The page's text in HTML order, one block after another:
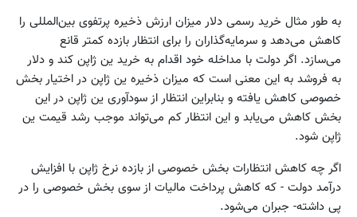
به طور مثال خرید رسمی دلار میزان ارزش ذخیره پرتفوی بین‌المللی را
کاهش می‌دهد و سرمایه‌گذاران را برای انتظار بازده کمتر قانع
می‌سازد. اگر دولت با مداخله خود اقدام به خرید ین ژاپن کند و دلار
به فروشد به این معنی است که میزان ذخیره ین ژاپن در اختیار بخش
خصوصی کاهش یافته و بنابراین انتظار از سودآوری ین ژاپن در این
بخش کاهش می‌یابد و این انتظار کم می‌تواند موجب رشد قیمت ین
ژاپن شود.
اگر چه کاهش انتظارات بخش خصوصی از بازده نرخ ژاپن با افزایش
درآمد دولت - که کاهش پرداخت مالیات از سوی بخش خصوصی را در
پی داشته- جبران می‌شود.